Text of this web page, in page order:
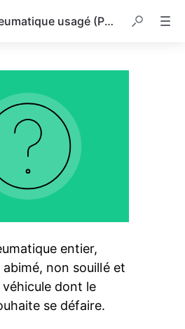
Qu'est-ce qu'un pneumatique usagé (PU) ?
entier,
non souillé et
dont le
se défaire.